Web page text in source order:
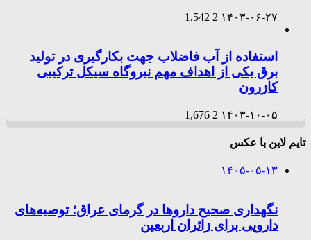
۱۴۰۳-۰۶-۲۷ 2
1,542
استفاده از آب فاضلاب جهت بکارگیری در تولید
برق یکی از اهداف مهم نیروگاه سیکل ترکیبی
کازرون
۱۴۰۳-۱۰-۰۵ 2
1,676
تایم لاین با عکس
۱۴۰۵-۰۵-۱۳
نگهداری صحیح داروها در گرمای عراق؛ توصیه‌های
دارویی برای زائران اربعین